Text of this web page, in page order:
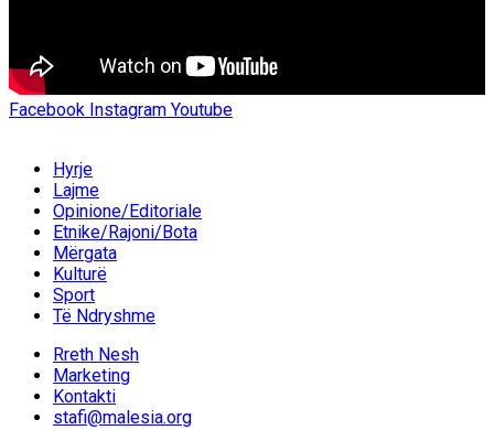
Facebook Instagram Youtube
Hyrje
Lajme
Opinione/Editoriale
Etnike/Rajoni/Bota
Mërgata
Kulturë
Sport
Të Ndryshme
Rreth Nesh
Marketing
Kontakti
stafi@malesia.org